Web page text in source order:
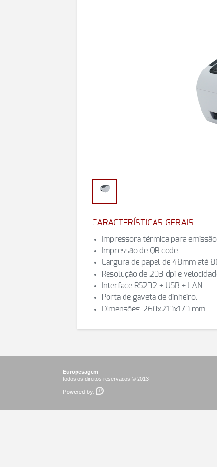
CARACTERÍSTICAS GERAIS:
Impressora térmica para
Impressão de QR code.
Largura de papel de 48mm até
Resolução de 203 dpi e
Interface RS232 + USB + LAN.
Porta de gaveta de dinheiro.
Dimensões: 260x210x170 mm.
Europesagem
todos os direitos reservados © 2013